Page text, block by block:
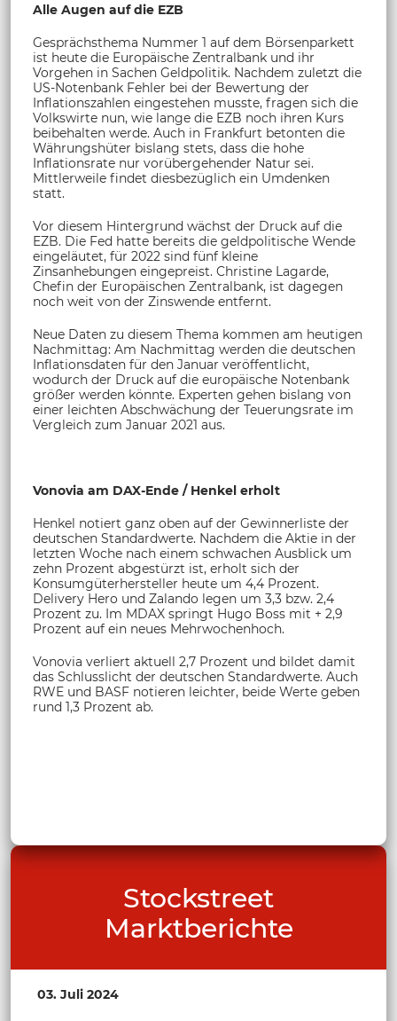
Alle Augen auf die EZB
Gesprächsthema Nummer 1 auf dem Börsenparkett
ist heute die Europäische Zentralbank und ihr
Vorgehen in Sachen Geldpolitik. Nachdem zuletzt die
US-Notenbank Fehler bei der Bewertung der
Inflationszahlen eingestehen musste, fragen sich die
Volkswirte nun, wie lange die EZB noch ihren Kurs
beibehalten werde. Auch in Frankfurt betonten die
Währungshüter bislang stets, dass die hohe
Inflationsrate nur vorübergehender Natur sei.
Mittlerweile findet diesbezüglich ein Umdenken
statt.
Vor diesem Hintergrund wächst der Druck auf die
EZB. Die Fed hatte bereits die geldpolitische Wende
eingeläutet, für 2022 sind fünf kleine
Zinsanhebungen eingepreist. Christine Lagarde,
Chefin der Europäischen Zentralbank, ist dagegen
noch weit von der Zinswende entfernt.
Neue Daten zu diesem Thema kommen am heutigen
Nachmittag: Am Nachmittag werden die deutschen
Inflationsdaten für den Januar veröffentlicht,
wodurch der Druck auf die europäische Notenbank
größer werden könnte. Experten gehen bislang von
einer leichten Abschwächung der Teuerungsrate im
Vergleich zum Januar 2021 aus.
Vonovia am DAX-Ende / Henkel erholt
Henkel notiert ganz oben auf der Gewinnerliste der
deutschen Standardwerte. Nachdem die Aktie in der
letzten Woche nach einem schwachen Ausblick um
zehn Prozent abgestürzt ist, erholt sich der
Konsumgüterhersteller heute um 4,4 Prozent.
Delivery Hero und Zalando legen um 3,3 bzw. 2,4
Prozent zu. Im MDAX springt Hugo Boss mit + 2,9
Prozent auf ein neues Mehrwochenhoch.
Vonovia verliert aktuell 2,7 Prozent und bildet damit
das Schlusslicht der deutschen Standardwerte. Auch
RWE und BASF notieren leichter, beide Werte geben
rund 1,3 Prozent ab.
Stockstreet
Marktberichte
03. Juli 2024